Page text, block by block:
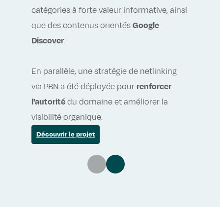
catégories à forte valeur informative, ainsi
que des contenus orientés Google
Discover.
En parallèle, une stratégie de netlinking
via PBN a été déployée pour renforcer
l'autorité du domaine et améliorer la
visibilité organique.
Découvrir le projet